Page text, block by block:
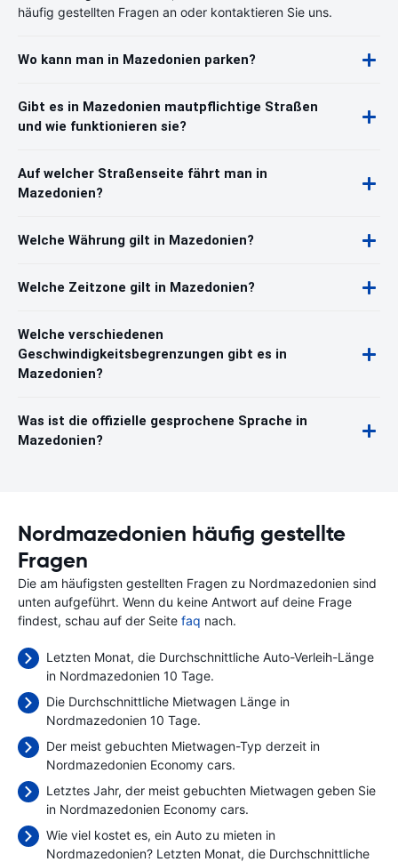
häufig gestellten Fragen an oder kontaktieren Sie uns.
Wo kann man in Mazedonien parken?
Gibt es in Mazedonien mautpflichtige Straßen
und wie funktionieren sie?
Auf welcher Straßenseite fährt man in
Mazedonien?
Welche Währung gilt in Mazedonien?
Welche Zeitzone gilt in Mazedonien?
Welche verschiedenen
Geschwindigkeitsbegrenzungen gibt es in
Mazedonien?
Was ist die offizielle gesprochene Sprache in
Mazedonien?
Nordmazedonien häufig gestellte
Fragen
Die am häufigsten gestellten Fragen zu Nordmazedonien sind
unten aufgeführt. Wenn du keine Antwort auf deine Frage
findest, schau auf der Seite faq nach.
Letzten Monat, die Durchschnittliche Auto-Verleih-Länge
in Nordmazedonien 10 Tage.
Die Durchschnittliche Mietwagen Länge in
Nordmazedonien 10 Tage.
Der meist gebuchten Mietwagen-Typ derzeit in
Nordmazedonien Economy cars.
Letztes Jahr, der meist gebuchten Mietwagen geben Sie
in Nordmazedonien Economy cars.
Wie viel kostet es, ein Auto zu mieten in
Nordmazedonien? Letzten Monat, die Durchschnittliche